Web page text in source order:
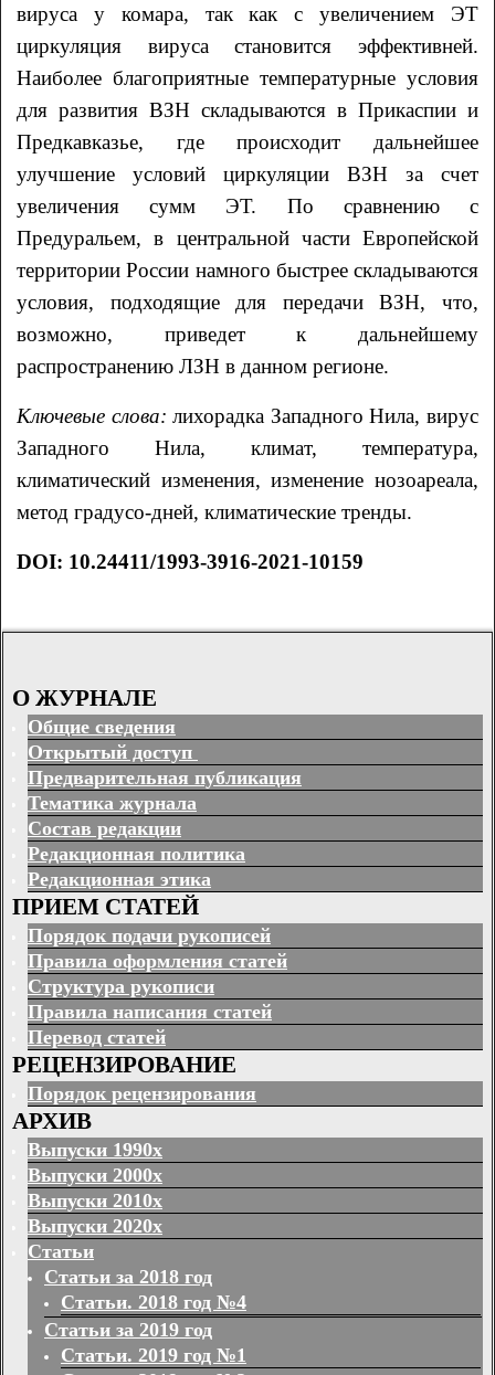
вируса у комара, так как с увеличением ЭТ
циркуляция вируса становится эффективней.
Наиболее благоприятные температурные условия
для развития ВЗН складываются в Прикаспии и
Предкавказье, где происходит дальнейшее
улучшение условий циркуляции ВЗН за счет
увеличения сумм ЭТ. По сравнению с
Предуральем, в центральной части Европейской
территории России намного быстрее складываются
условия, подходящие для передачи ВЗН, что,
возможно, приведет к дальнейшему
распространению ЛЗН в данном регионе.
Ключевые слова:лихорадка Западного Нила, вирус
Западного Нила, климат, температура,
климатический изменения, изменение нозоареала,
метод градусо-дней, климатические тренды.
DOI: 10.24411/1993-3916-2021-10159
О ЖУРНАЛЕ
Общие сведения
Открытый доступ
Предварительная публикация
Тематика журнала
Состав редакции
Редакционная политика
Редакционная этика
ПРИЕМ СТАТЕЙ
Порядок подачи рукописей
Правила оформления статей
Структура рукописи
Правила написания статей
Перевод статей
РЕЦЕНЗИРОВАНИЕ
Порядок рецензирования
АРХИВ
Выпуски 1990х
Выпуски 2000х
Выпуски 2010х
Выпуски 2020х
Статьи
Статьи за 2018 год
Статьи. 2018 год №4
Статьи за 2019 год
Статьи. 2019 год №1